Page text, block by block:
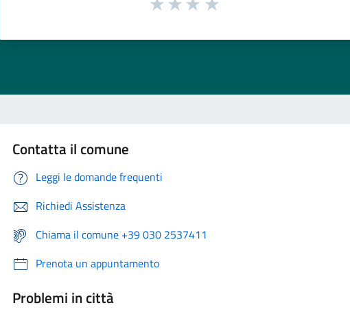
Contatta il comune
Leggi le domande frequenti
Richiedi Assistenza
Chiama il comune +39 030 2537411
Prenota un appuntamento
Problemi in città